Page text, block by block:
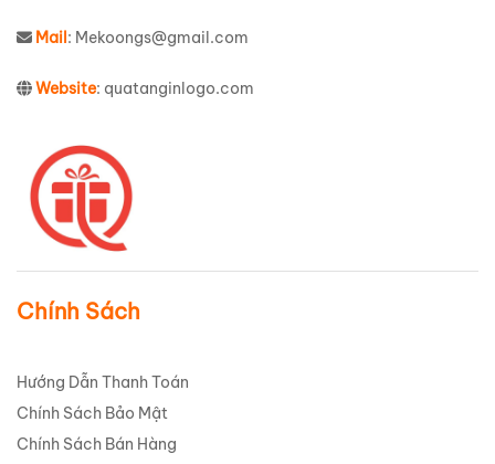
Mail: Mekoongs@gmail.com
Website: quatanginlogo.com
Chính Sách
Hướng Dẫn Thanh Toán
Chính Sách Bảo Mật
Chính Sách Bán Hàng